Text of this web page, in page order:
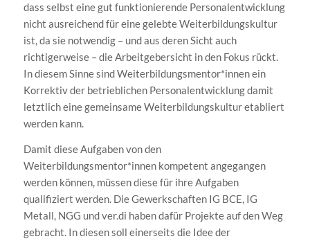
dass selbst eine gut funktionierende Personalentwicklung
nicht ausreichend für eine gelebte Weiterbildungskultur
ist, da sie notwendig – und aus deren Sicht auch
richtigerweise – die Arbeitgebersicht in den Fokus rückt.
In diesem Sinne sind Weiterbildungsmentor*innen ein
Korrektiv der betrieblichen Personalentwicklung damit
letztlich eine gemeinsame Weiterbildungskultur etabliert
werden kann.
Damit diese Aufgaben von den
Weiterbildungsmentor*innen kompetent angegangen
werden können, müssen diese für ihre Aufgaben
qualifiziert werden. Die Gewerkschaften IG BCE, IG
Metall, NGG und ver.di haben dafür Projekte auf den Weg
gebracht. In diesen soll einerseits die Idee der